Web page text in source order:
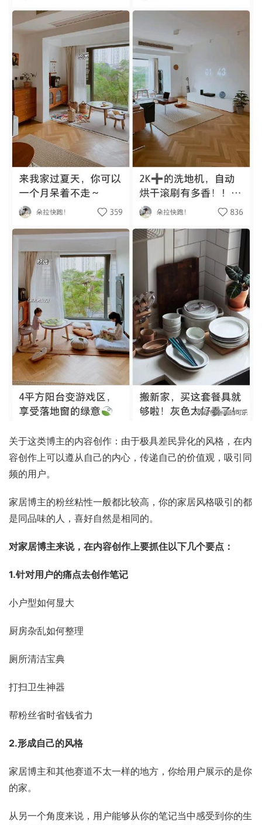
关于这类博主的内容创作：由于极具差民异化的风格，在内
容创作上可以遵从自己的内心，传递自己的价值观，吸引同
频的用户。
家居博主的粉丝粘性一般都比较高，你的家居风格吸引的都
是同品味的人，喜好自然是相同的。
对家居博主来说，在内容创作上要抓住以下几个要点：
1.针对用户的痛点去创作笔记
小户型如何显大
厨房杂乱如何整理
厕所清洁宝典
打扫卫生神器
帮粉丝省时省钱省力
2.形成自己的风格
家居博主和其他赛道不太一样的地方，你给用户展示的是你
的家。
从另一个角度来说，用户能够从你的笔记当中感受到你的生